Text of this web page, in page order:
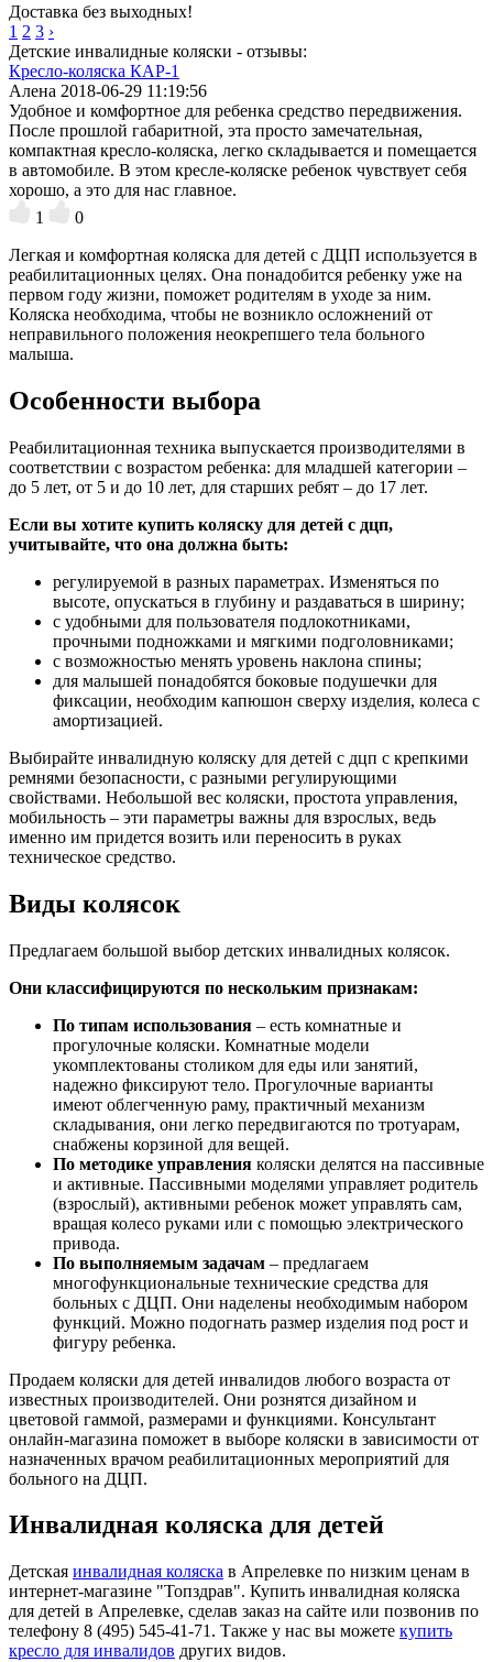
Доставка без выходных!
1 2 3 ›
Детские инвалидные коляски - отзывы:
Кресло-коляска КАР-1
Алена 2018-06-29 11:19:56
Удобное и комфортное для ребенка средство передвижения.
После прошлой габаритной, эта просто замечательная,
компактная кресло-коляска, легко складывается и помещается
в автомобиле. В этом кресле-коляске ребенок чувствует себя
хорошо, а это для нас главное.
1
0
Легкая и комфортная коляска для детей с ДЦП используется в
реабилитационных целях. Она понадобится ребенку уже на
первом году жизни, поможет родителям в уходе за ним.
Коляска необходима, чтобы не возникло осложнений от
неправильного положения неокрепшего тела больного
малыша.
Особенности выбора
Реабилитационная техника выпускается производителями в
соответствии с возрастом ребенка: для младшей категории –
до 5 лет, от 5 и до 10 лет, для старших ребят – до 17 лет.
Если вы хотите купить коляску для детей с дцп,
учитывайте, что она должна быть:
регулируемой в разных параметрах. Изменяться по
высоте, опускаться в глубину и раздаваться в ширину;
с удобными для пользователя подлокотниками,
прочными подножками и мягкими подголовниками;
с возможностью менять уровень наклона спины;
для малышей понадобятся боковые подушечки для
фиксации, необходим капюшон сверху изделия, колеса с
амортизацией.
Выбирайте инвалидную коляску для детей с дцп с крепкими
ремнями безопасности, с разными регулирующими
свойствами. Небольшой вес коляски, простота управления,
мобильность – эти параметры важны для взрослых, ведь
именно им придется возить или переносить в руках
техническое средство.
Виды колясок
Предлагаем большой выбор детских инвалидных колясок.
Они классифицируются по нескольким признакам:
По типам использования – есть комнатные и
прогулочные коляски. Комнатные модели
укомплектованы столиком для еды или занятий,
надежно фиксируют тело. Прогулочные варианты
имеют облегченную раму, практичный механизм
складывания, они легко передвигаются по тротуарам,
снабжены корзиной для вещей.
По методике управления коляски делятся на пассивные
и активные. Пассивными моделями управляет родитель
(взрослый), активными ребенок может управлять сам,
вращая колесо руками или с помощью электрического
привода.
По выполняемым задачам – предлагаем
многофункциональные технические средства для
больных с ДЦП. Они наделены необходимым набором
функций. Можно подогнать размер изделия под рост и
фигуру ребенка.
Продаем коляски для детей инвалидов любого возраста от
известных производителей. Они рознятся дизайном и
цветовой гаммой, размерами и функциями. Консультант
онлайн-магазина поможет в выборе коляски в зависимости от
назначенных врачом реабилитационных мероприятий для
больного на ДЦП.
Инвалидная коляска для детей
Детская инвалидная коляска в Апрелевке по низким ценам в
интернет-магазине "Топздрав". Купить инвалидная коляска
для детей в Апрелевке, сделав заказ на сайте или позвонив по
телефону 8 (495) 545-41-71. Также у нас вы можете купить
кресло для инвалидов других видов.